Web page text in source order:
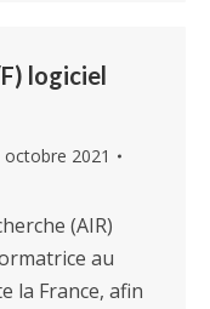
logiciel
octobre 2021
(AIR)
au
la France, afin